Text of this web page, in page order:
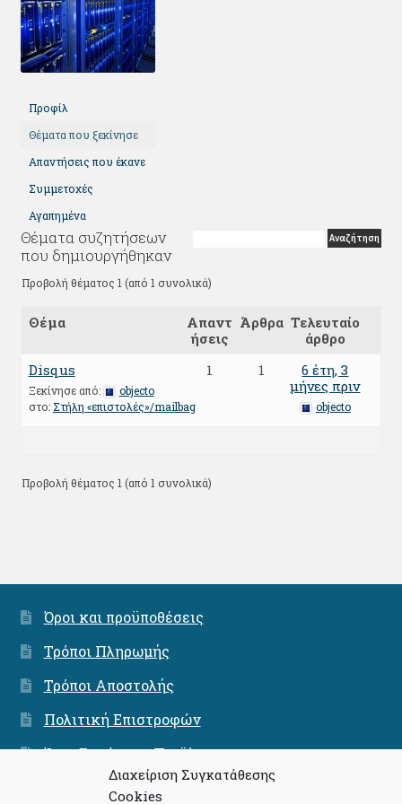
Διαχείριση Συγκατάθεσης
Cookies
Προφίλ
Θέματα που ξεκίνησε
Απαντήσεις που έκανε
Συμμετοχές
Αγαπημένα
Θέματα συζητήσεων
που δημιουργήθηκαν
Προβολή θέματος 1 (από 1 συνολικά)
Θέμα
Απαντ
ήσεις
Άρθρα Τελευταίο
άρθρο
Disqus
Ξεκίνησε από:
objecto
στο: Στήλη «επιστολές»/mailbag
1 1
6 έτη, 3
μήνες πριν
objecto
Προβολή θέματος 1 (από 1 συνολικά)
Όροι και προϋποθέσεις
Τρόποι Πληρωμής
Τρόποι Αποστολής
Πολιτική Επιστροφών
Όροι Εγγύησης Προϊόντων
Ασφάλεια Συνναλαγών